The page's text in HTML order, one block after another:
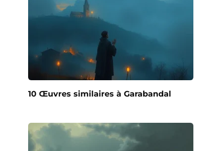
10 Œuvres similaires à Garabandal